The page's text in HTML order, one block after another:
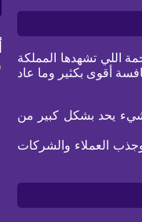
اللي تشهدها المملكة
صارت المنافسة أقوى بكثير وما عاد
يحد بشكل كبير من
العملاء والشركات